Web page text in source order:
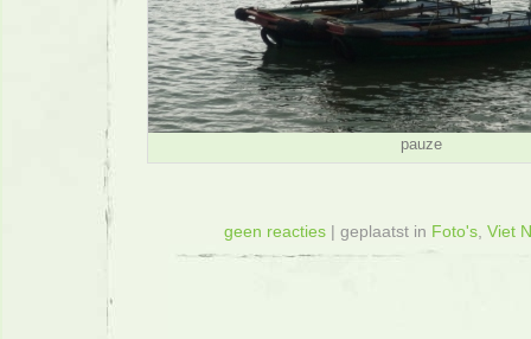
pauze
geen reacties| geplaatst in Foto's, Viet